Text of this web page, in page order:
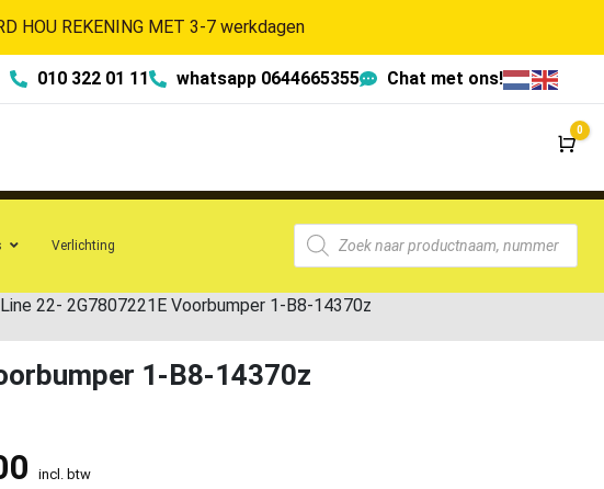
HOU REKENING MET 3-7 werkdagen
010 322 01 11 whatsapp 0644665355 Chat met ons!
0
Verlichting
22- 2G7807221E Voorbumper 1-B8-14370z
1-B8-14370z
incl. btw